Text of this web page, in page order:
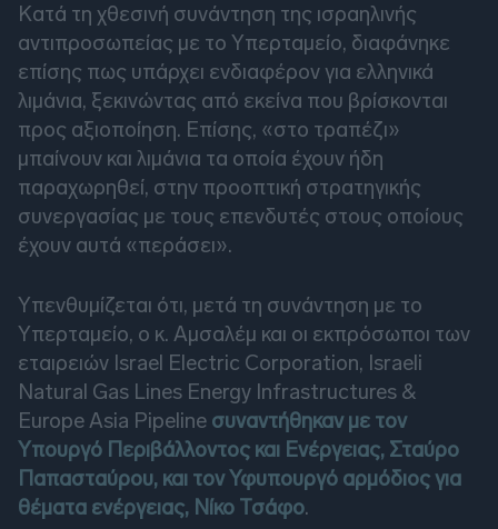
Κατά τη χθεσινή συνάντηση της ισραηλινής
αντιπροσωπείας με το Υπερταμείο, διαφάνηκε
επίσης πως υπάρχει ενδιαφέρον για ελληνικά
λιμάνια, ξεκινώντας από εκείνα που βρίσκονται
προς αξιοποίηση. Επίσης, «στο τραπέζι»
μπαίνουν και λιμάνια τα οποία έχουν ήδη
παραχωρηθεί, στην προοπτική στρατηγικής
συνεργασίας με τους επενδυτές στους οποίους
έχουν αυτά «περάσει».
Υπενθυμίζεται ότι, μετά τη συνάντηση με το
Υπερταμείο, ο κ. Αμσαλέμ και οι εκπρόσωποι των
εταιρειών Israel Electric Corporation, Israeli
Natural Gas Lines Energy Infrastructures &
Europe Asia Pipeline συναντήθηκαν με τον
Υπουργό Περιβάλλοντος και Ενέργειας, Σταύρο
Παπασταύρου, και τον Υφυπουργό αρμόδιος για
θέματα ενέργειας, Νίκο Τσάφο.